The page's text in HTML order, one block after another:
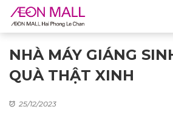
NHÀ MÁY GIÁNG
QUÀ THẬT XINH
25/12/2023